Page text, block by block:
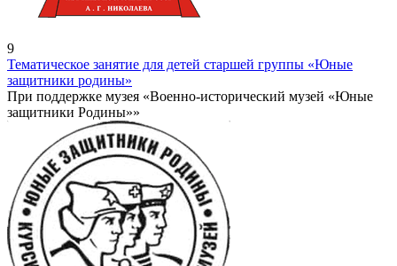
9
Тематическое занятие для детей старшей группы «Юные
защитники родины»
При поддержке музея «Военно-исторический музей «Юные
защитники Родины»»